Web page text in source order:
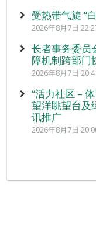
受热带气旋 “
2026年8月7日
长者事务委员
障机制跨部门
2026年8月7日
“活力社区 –
望洋眺望台及
讯推广
2026年8月7日